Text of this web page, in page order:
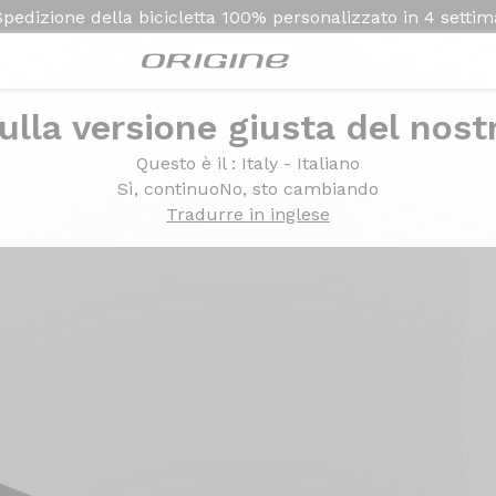
della bicicletta 100% personalizzato in 4
versione giusta del
Questo è il : Italy - Italiano
Sì, continuoNo, sto cambiando
Tradurre in inglese
x2